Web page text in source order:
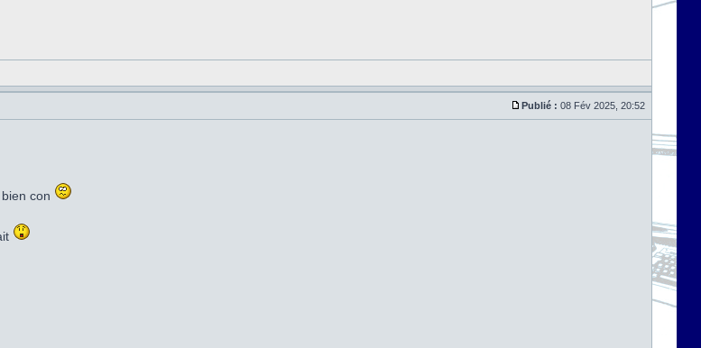
Publié : 08 Fév 2025, 20:52
con